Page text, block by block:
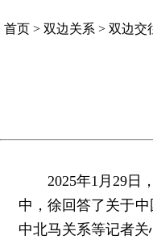
首页 > 双边关系 > 双边交
2025年1月29日
中，徐回答了关于
中北马关系等记者关